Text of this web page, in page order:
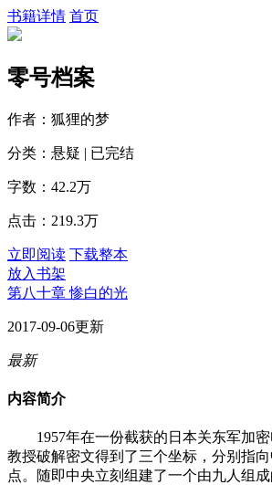
书籍详情 首页
零号档案
作者：狐狸的梦
分类：悬疑 | 已完结
字数：42.2万
点击：219.3万
立即阅读 下载整本
放入书架
第八十章 惨白的光
2017-09-06更新
最新
内容简介
1957年在一份截获的日本关东军加密
教授破解密文得到了三个坐标，分别指
点。随即中央立刻组建了一个由九人组